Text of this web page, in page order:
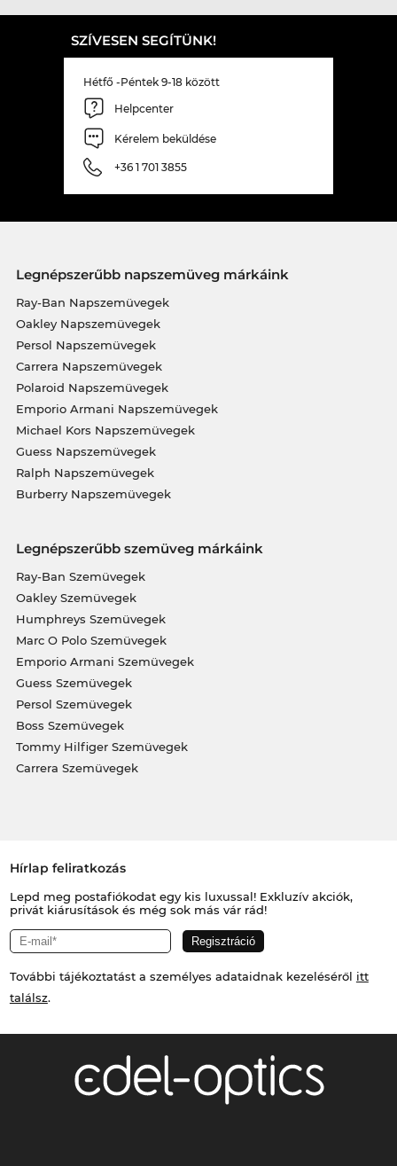
SZÍVESEN SEGÍTÜNK!
Hétfő -Péntek 9-18 között
Helpcenter
Kérelem beküldése
+36 1 701 3855
Legnépszerűbb napszemüveg márkáink
Ray-Ban Napszemüvegek
Oakley Napszemüvegek
Persol Napszemüvegek
Carrera Napszemüvegek
Polaroid Napszemüvegek
Emporio Armani Napszemüvegek
Michael Kors Napszemüvegek
Guess Napszemüvegek
Ralph Napszemüvegek
Burberry Napszemüvegek
Legnépszerűbb szemüveg márkáink
Ray-Ban Szemüvegek
Oakley Szemüvegek
Humphreys Szemüvegek
Marc O Polo Szemüvegek
Emporio Armani Szemüvegek
Guess Szemüvegek
Persol Szemüvegek
Boss Szemüvegek
Tommy Hilfiger Szemüvegek
Carrera Szemüvegek
Hírlap feliratkozás
Lepd meg postafiókodat egy kis luxussal! Exkluzív akciók,
privát kiárusítások és még sok más vár rád!
További tájékoztatást a személyes adataidnak kezeléséről itt
találsz.